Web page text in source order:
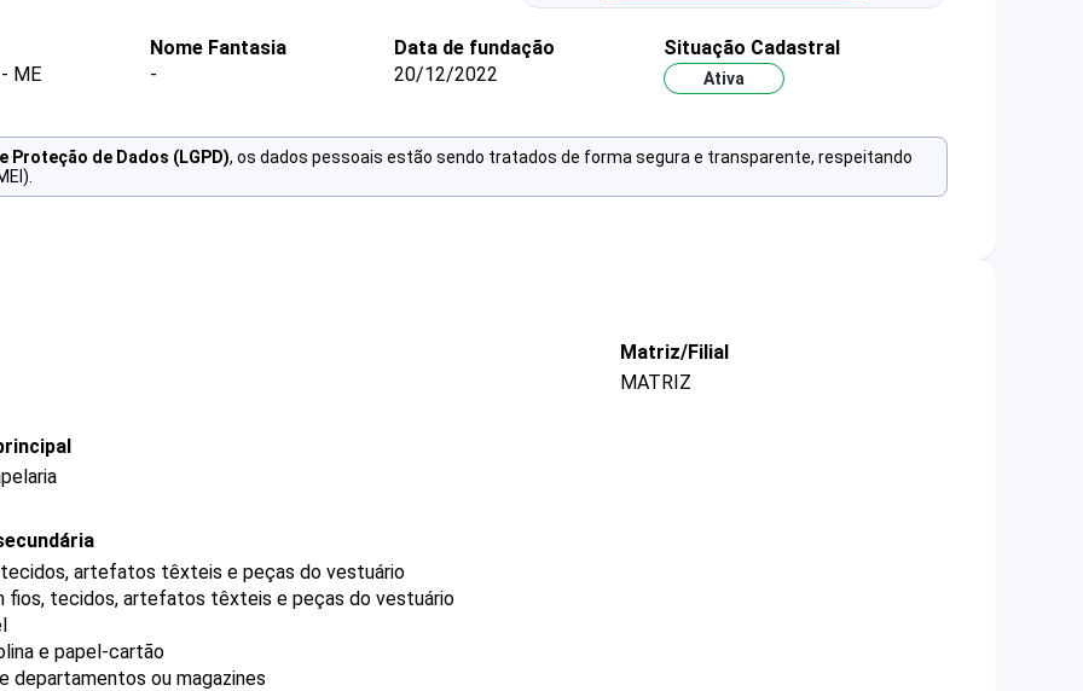
ME
Nome Fantasia
-
Data de fundação
20/12/2022
Situação Cadastral
Ativa
Proteção de Dados (LGPD), os dados pessoais estão sendo tratados de forma segura e transparente, respeitando
Matriz/Filial
MATRIZ
artefatos têxteis e peças do vestuário
fios, tecidos, artefatos têxteis e peças do vestuário
e papel-cartão
departamentos ou magazines